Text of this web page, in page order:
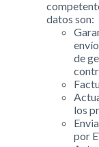
datos son:
de
los
por